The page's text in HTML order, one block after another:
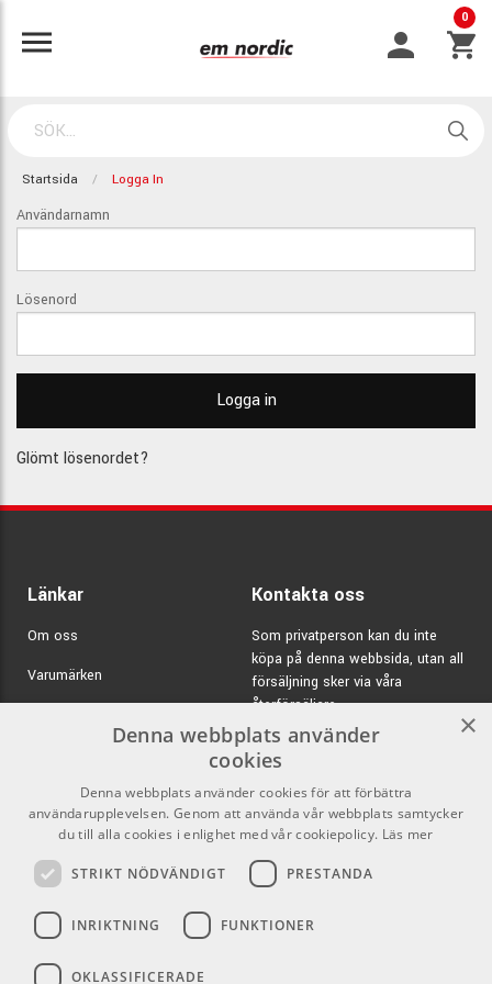
0
Startsida Logga In
Användarnamn
Lösenord
Glömt lösenordet?
Länkar
Om oss
Varumärken
Försäljningsvillkor
Inlogg för återförsäljare
Kontakta oss
Som privatperson kan du inte
köpa på denna webbsida, utan all
försäljning sker via våra
återförsäljare.
E-post:info@emnordic.se
×
Denna webbplats använder
cookies
Denna webbplats använder cookies för att förbättra
användarupplevelsen. Genom att använda vår webbplats samtycker
du till alla cookies i enlighet med vår cookiepolicy. Läs mer
STRIKT NÖDVÄNDIGT PRESTANDA
INRIKTNING FUNKTIONER
OKLASSIFICERADE